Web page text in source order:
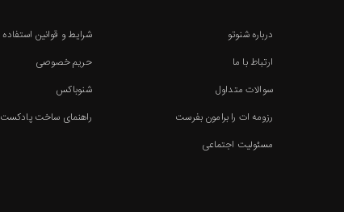
درباره شنوتو
ارتباط با ما
سوالات متداول
رزومه ات را برامون بفرست
مسئولیت اجتماعی
شرایط و قوانین استفاده
حریم خصوصی
شنوباکس
راهنمای ساخت پادکست